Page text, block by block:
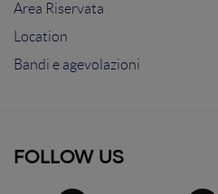
Area Riservata
Location
Bandi e agevolazioni
FOLLOW US